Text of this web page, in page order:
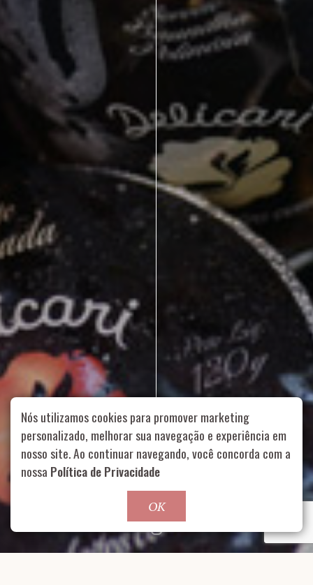
Rua Aurélia, 1714 – Vila Romana, São Paulo – SP | 55 11
99178-5848 | contato@nucleofood.com
Role para continar
Nós utilizamos cookies para promover marketing
personalizado, melhorar sua navegação e experiência em
nosso site. Ao continuar navegando, você concorda com a
nossa Política de Privacidade
OK